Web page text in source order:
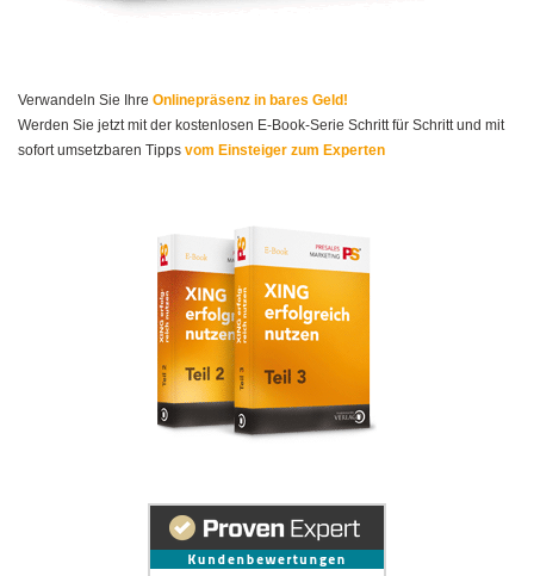
Verwandeln Sie Ihre Onlinepräsenz in bares Geld!
Werden Sie jetzt mit der kostenlosen E-Book-Serie Schritt für Schritt und mit
sofort umsetzbaren Tipps vom Einsteiger zum Experten